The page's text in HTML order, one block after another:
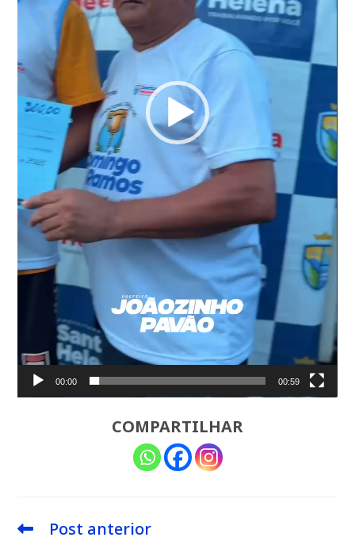
00:00 00:59
COMPARTILHAR
Leia
Post anterior